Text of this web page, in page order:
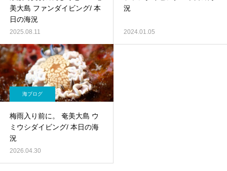
美大島 ファンダイビング/ 本
日の海況
2025.08.11
況
2024.01.05
海ブログ
梅雨入り前に。 奄美大島 ウ
ミウシダイビング/ 本日の海
況
2026.04.30